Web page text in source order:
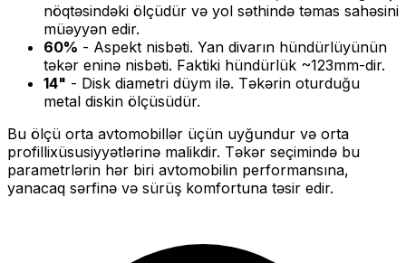
nöqtəsindəki ölçüdür və yol səthində təmas sahəsini
müəyyən edir.
60% - Aspekt nisbəti. Yan divarın hündürlüyünün
təkər eninə nisbəti. Faktiki hündürlük ~123mm-dir.
14" - Disk diametri düym ilə. Təkərin oturduğu
metal diskin ölçüsüdür.
Bu ölçü orta avtomobillər üçün uyğundur və orta
profillixüsusiyyətlərinə malikdir. Təkər seçimində bu
parametrlərin hər biri avtomobilin performansına,
yanacaq sərfinə və sürüş komfortuna təsir edir.